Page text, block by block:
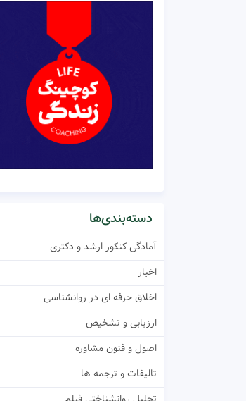
دسته‌بندی‌ها
آمادگی کنکور ارشد و دکتری
اخبار
اخلاق حرفه ای در روانشناسی
ارزیابی و تشخیص
اصول و فنون مشاوره
تالیفات و ترجمه ها